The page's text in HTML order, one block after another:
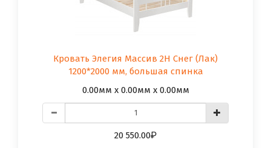
Кровать Элегия Массив 2Н Снег (Лак)
1200*2000 мм, большая спинка
0.00мм x 0.00мм x 0.00мм
20 550.00